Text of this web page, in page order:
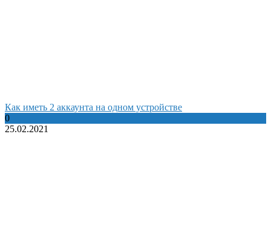
Как иметь 2 аккаунта на одном устройстве
0
25.02.2021